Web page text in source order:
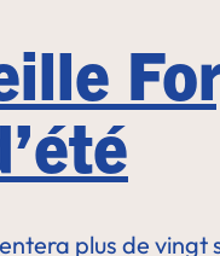
plus de